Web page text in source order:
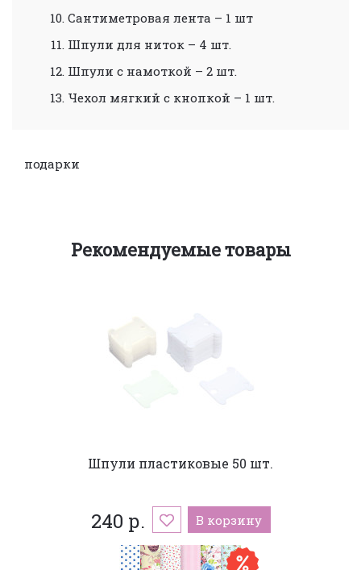
Сантиметровая лента – 1 шт
Шпули для ниток – 4 шт.
Шпули с намоткой – 2 шт.
Чехол мягкий с кнопкой – 1 шт.
подарки
Рекомендуемые товары
Шпули пластиковые 50 шт.
240 р. В корзину